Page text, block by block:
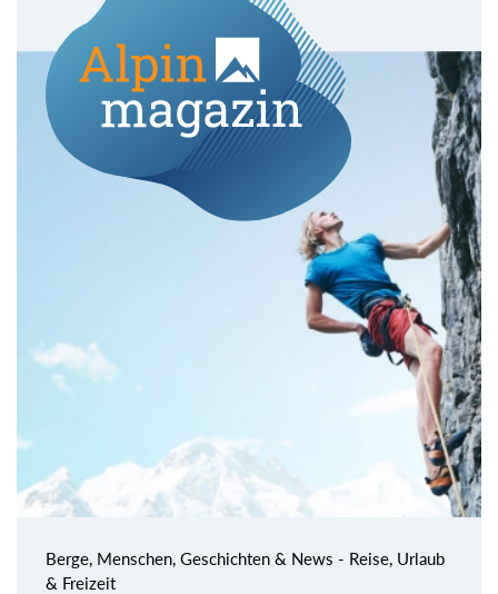
Berge, Menschen, Geschichten & News - Reise, Urlaub
& Freizeit